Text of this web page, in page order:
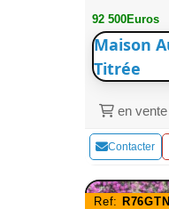
92 500Euros
Maison
Titrée
en vente
Contacter
Ref: